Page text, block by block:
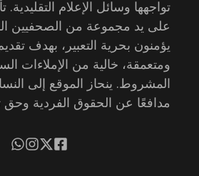
على يد مجموعة من الصحفيين
يؤمنون بحرية التعبير، بهدف
ومتعمقة، خالية من الإملاءات
المشروط. ينحاز الموقع إلى
مدافعًا عن الحقوق الفردية وحق